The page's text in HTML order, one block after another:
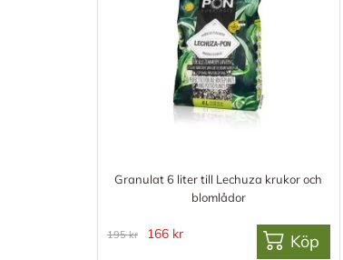
Granulat 6 liter till Lechuza krukor och
blomlådor
195 kr 166 kr Köp